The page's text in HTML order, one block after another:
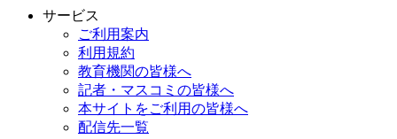
サービス
ご利用案内
利用規約
教育機関の皆様へ
記者・マスコミの皆様へ
本サイトをご利用の皆様へ
配信先一覧